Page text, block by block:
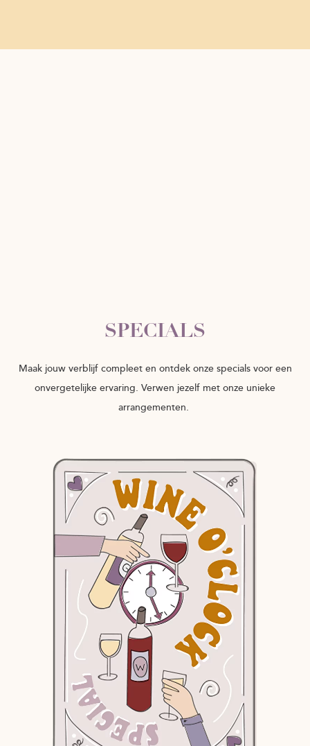
SPECIALS
Maak jouw verblijf compleet en ontdek onze specials voor een
onvergetelijke ervaring. Verwen jezelf met onze unieke
arrangementen.